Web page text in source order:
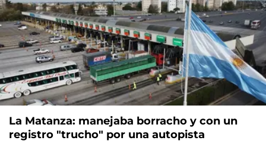
La Matanza: manejaba borracho y con un
registro "trucho" por una autopista